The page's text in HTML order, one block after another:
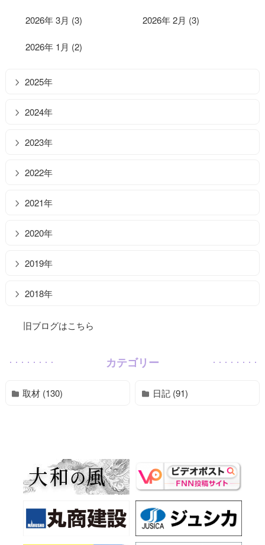
2026年 3月 (3) 2026年 2月 (3)
2026年 1月 (2)
2025年
2024年
2023年
2022年
2021年
2020年
2019年
2018年
旧ブログはこちら
カテゴリー
取材 (130) 日記 (91)